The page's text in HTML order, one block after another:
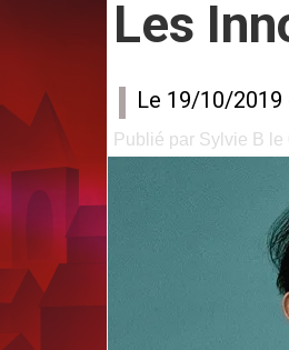
Les
Le 19/10/2019
Publié par Sylvie B